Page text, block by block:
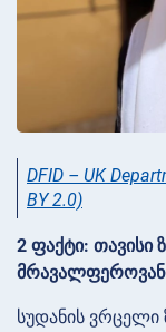
DFID – UK
BY 2.0)
2 ფაქტი: თავისი
სუდანის